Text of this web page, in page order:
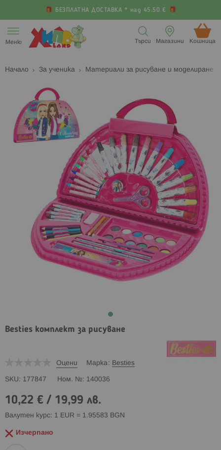
БЕЗПЛАТНА ДОСТАВКА * над 45.50 €
към
съдържанието
Меню Кошница (
Магазини
Търси
Начало За ученика Материали за рисуване и моделиране
галерията
изображенията
Besties комплект за рисуване
Оцени Марка Besties
SKU 177847 Ном. № 140036
10,22 € / 19,99 лв.
Валутен курс: 1 EUR = 1.95583 BGN
Изчерпано